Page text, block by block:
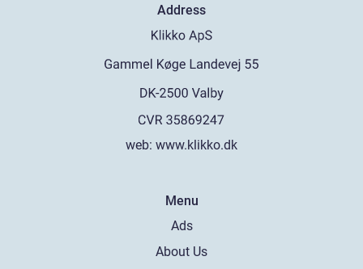
Address
web: www.klikko.dk
Menu
Ads
About Us